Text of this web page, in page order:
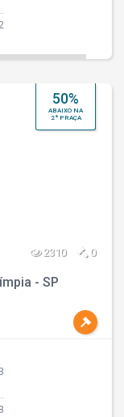
50%
ABAIXO NA
2ª PRAÇA
2310 0
- SP